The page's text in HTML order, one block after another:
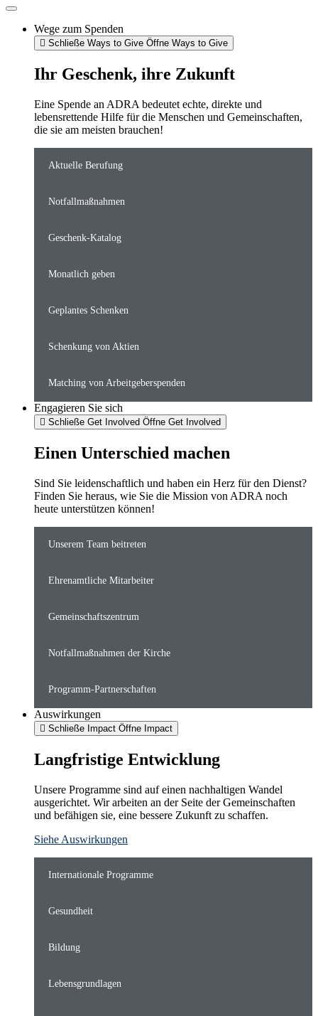
Wege zum Spenden
Schließe Ways to Give Öffne Ways to Give
Ihr Geschenk, ihre Zukunft
Eine Spende an ADRA bedeutet echte, direkte und
lebensrettende Hilfe für die Menschen und Gemeinschaften,
die sie am meisten brauchen!
Aktuelle Berufung
Notfallmaßnahmen
Geschenk-Katalog
Monatlich geben
Geplantes Schenken
Schenkung von Aktien
Matching von Arbeitgeberspenden
Engagieren Sie sich
Schließe Get Involved Öffne Get Involved
Einen Unterschied machen
Sind Sie leidenschaftlich und haben ein Herz für den Dienst?
Finden Sie heraus, wie Sie die Mission von ADRA noch
heute unterstützen können!
Unserem Team beitreten
Ehrenamtliche Mitarbeiter
Gemeinschaftszentrum
Notfallmaßnahmen der Kirche
Programm-Partnerschaften
Auswirkungen
Schließe Impact Öffne Impact
Langfristige Entwicklung
Unsere Programme sind auf einen nachhaltigen Wandel
ausgerichtet. Wir arbeiten an der Seite der Gemeinschaften
und befähigen sie, eine bessere Zukunft zu schaffen.
Siehe Auswirkungen
Internationale Programme
Gesundheit
Bildung
Lebensgrundlagen